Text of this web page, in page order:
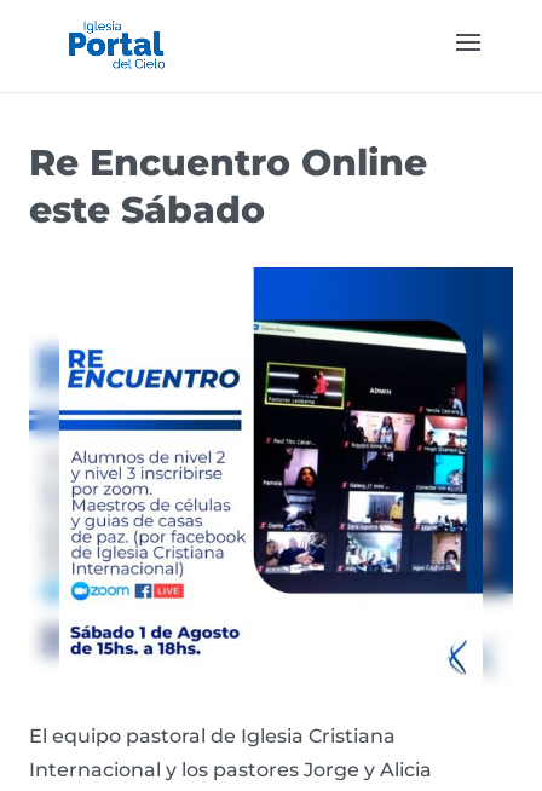
Re Encuentro Online
este Sábado
El equipo pastoral de Iglesia Cristiana
Internacional y los pastores Jorge y Alicia